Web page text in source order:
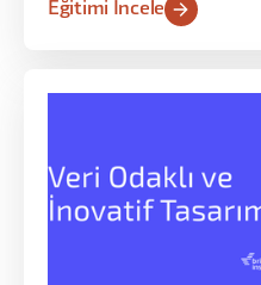
deneyimi yönetmeyi -
Eğitimi İncele